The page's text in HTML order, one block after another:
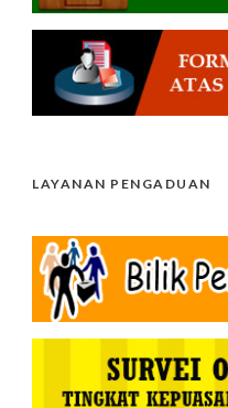
LAYANAN PENGADUAN